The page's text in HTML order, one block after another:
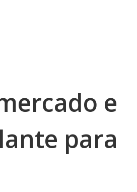
e
para